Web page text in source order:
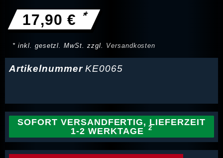
17,90 € *
* inkl. gesetzl. MwSt. zzgl. Versandkosten
ArtikelnummerKE0065
SOFORT VERSANDFERTIG, LIEFERZEIT
1-2 WERKTAGE